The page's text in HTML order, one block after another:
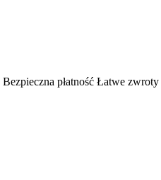
Bezpieczna płatność Łatwe zwroty